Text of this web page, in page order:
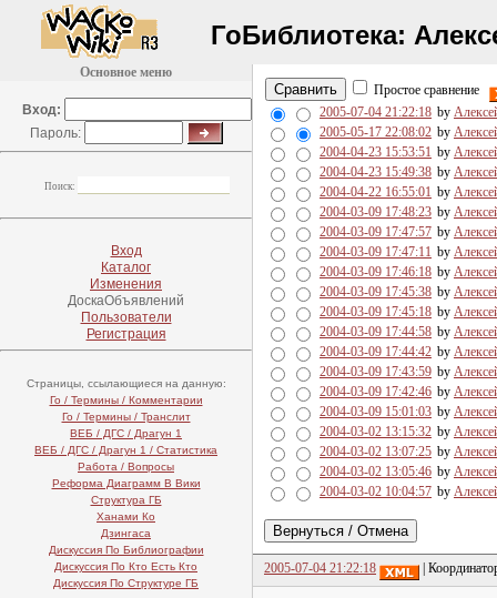
ГоБиблиотека:
Основное меню
Вход:
Пароль:
Поиск:
Вход
Каталог
Изменения
ДоскаОбъявлений
Пользователи
Регистрация
Страницы, ссылающиеся на данную:
Го / Термины / Комментарии
Го / Термины / Транслит
ВЕБ / ДГС / Драгун 1
ВЕБ / ДГС / Драгун 1 / Статистика
Работа / Вопросы
Реформа Диаграмм В Вики
Структура ГБ
Ханами Ко
Дзингаса
Дискуссия По Библиографии
Дискуссия По Кто Есть Кто
Дискуссия По Структуре ГБ
Простое сравнение
2005-07-04 21:22:18 by
2005-05-17 22:08:02 by
2004-04-23 15:53:51 by
2004-04-23 15:49:38 by
2004-04-22 16:55:01 by
2004-03-09 17:48:23 by
2004-03-09 17:47:57 by
2004-03-09 17:47:11 by
2004-03-09 17:46:18 by
2004-03-09 17:45:38 by
2004-03-09 17:45:18 by
2004-03-09 17:44:58 by
2004-03-09 17:44:42 by
2004-03-09 17:43:59 by
2004-03-09 17:42:46 by
2004-03-09 15:01:03 by
2004-03-02 13:15:32 by
2004-03-02 13:07:25 by
2004-03-02 13:05:46 by
2004-03-02 10:04:57 by
2005-07-04 21:22:18 |